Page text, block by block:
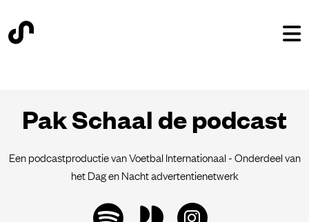
Pak Schaal de podcast
Een podcastproductie van Voetbal Internationaal - Onderdeel van
het Dag en Nacht advertentienetwerk